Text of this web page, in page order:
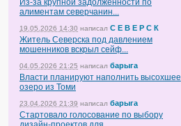
Из-за крупной задолженности по
алиментам северчанин...
19.05.2026 14:30 написал С Е В Е Р С К
Житель Северска под давлением
мошенников вскрыл сейф...
04.05.2026 21:25 написал барыга
Власти планируют наполнить высохшее
озеро из Томи
23.04.2026 21:39 написал барыга
Стартовало голосование по выбору